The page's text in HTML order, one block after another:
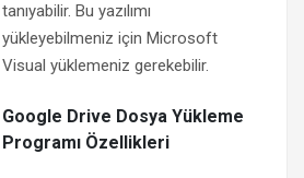
tanıyabilir. Bu yazılımı
yükleyebilmeniz için Microsoft
Visual yüklemeniz gerekebilir.
Google Drive Dosya Yükleme
Programı Özellikleri